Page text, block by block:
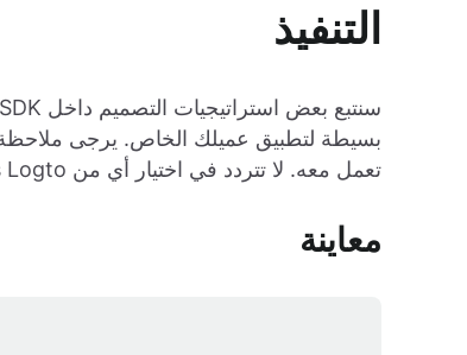
التنفيذ
بسيطة لتطبيق عميلك الخاص. يرجى ملاحظة
تعمل معه. لا تتردد في اختيار أي من SDKs Logto الرسمية كمثال لمشروع SDK الخاص بك.
معاينة